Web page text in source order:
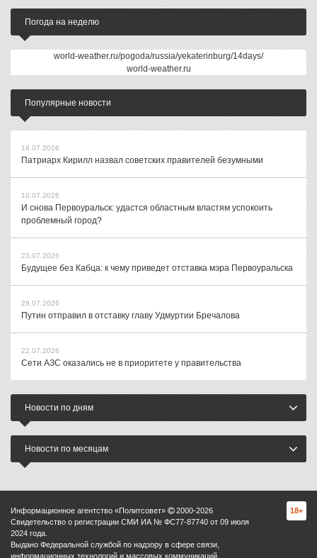
Погода на неделю
world-weather.ru/pogoda/russia/yekaterinburg/14days/
world-weather.ru
Популярные новости
16.07.2026
Патриарх Кирилл назвал советских правителей безумными
10.07.2026
И снова Первоуральск: удастся областным властям успокоить
проблемный город?
23.07.2026
Будущее без Кабца: к чему приведет отставка мэра Первоуральска
29.07.2026
Путин отправил в отставку главу Удмуртии Бречалова
22.07.2026
Сети АЗС оказались не в приоритете у правительства
Новости по дням
Новости по месяцам
Информационное агентство «Политсовет» 2000-2026
Свидетельство о регистрации СМИ ИА № ФС77-87740 от 09 июля
2024 года.
Выдано Федеральной службой по надзору в сфере связи,
информационных технологий и массовых коммуникаций.
18+